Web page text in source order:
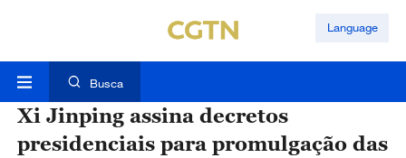
Language
Busca
Xi Jinping assina decretos
presidenciais para promulgação das